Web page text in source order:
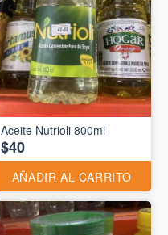
Aceite Nutrioli 800ml
$40
AÑADIR AL CARRITO